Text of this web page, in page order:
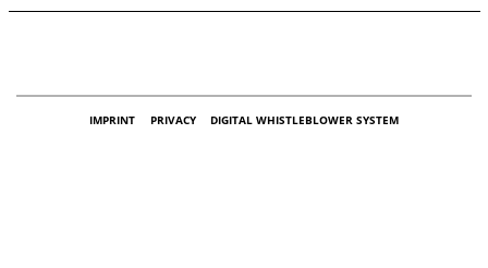
IMPRINT PRIVACY DIGITAL WHISTLEBLOWER SYSTEM